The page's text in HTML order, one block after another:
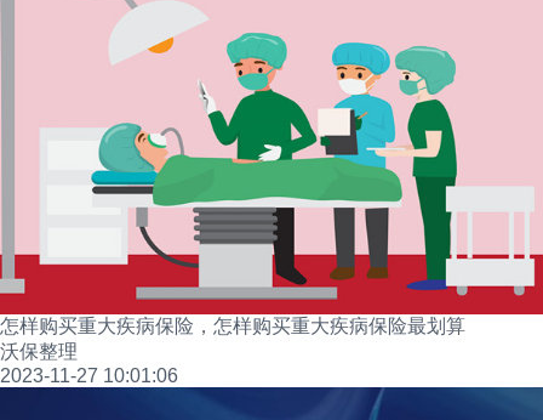
怎样购买重大疾病保险，怎样购买重大疾病保险最划算
沃保整理
2023-11-27 10:01:06